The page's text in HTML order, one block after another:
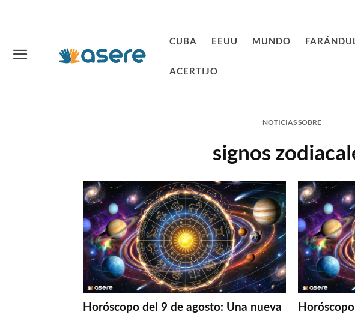
CUBA EEUU MUNDO
ACERTIJO
NOTICIAS SOBRE
signos
Horóscopo del 9 de agosto: Una nueva